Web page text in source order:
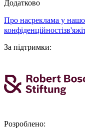
Додатково
про насреклама у
конфіденційності
За підтримки:
Розроблено: